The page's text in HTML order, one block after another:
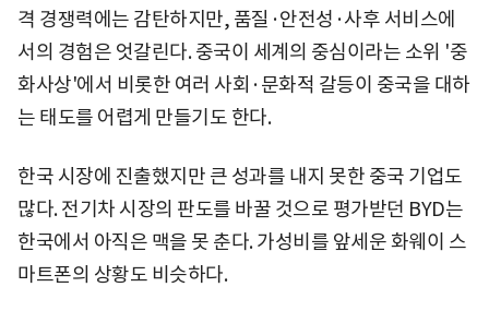
격 경쟁력에는 감탄하지만, 품질·안전성·사후 서비스에
서의 경험은 엇갈린다. 중국이 세계의 중심이라는 소위 '중
화사상'에서 비롯한 여러 사회·문화적 갈등이 중국을 대하
는 태도를 어렵게 만들기도 한다.
한국 시장에 진출했지만 큰 성과를 내지 못한 중국 기업도
많다. 전기차 시장의 판도를 바꿀 것으로 평가받던 BYD는
한국에서 아직은 맥을 못 춘다. 가성비를 앞세운 화웨이 스
마트폰의 상황도 비슷하다.